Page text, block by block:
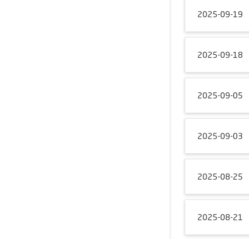
2025-09-19
2025-09-18
2025-09-05
2025-09-03
2025-08-25
2025-08-21